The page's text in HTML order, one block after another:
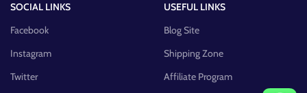
SOCIAL LINKS
Facebook
Instagram
Twitter
USEFUL LINKS
Blog Site
Shipping Zone
Affiliate Program